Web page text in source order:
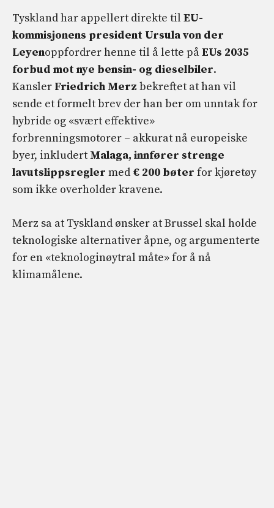
Tyskland har appellert direkte til EU-
kommisjonens president Ursula von der
Leyenoppfordrer henne til å lette påEUs 2035
forbud mot nye bensin- og dieselbiler.
Kansler Friedrich Merz bekreftet at han vil
sende et formelt brev der han ber om unntak for
hybride og «svært effektive»
forbrenningsmotorer – akkurat nå europeiske
byer, inkludert Malaga, innfører strenge
lavutslippsregler med € 200 bøter for kjøretøy
som ikke overholder kravene.
Merz sa at Tyskland ønsker at Brussel skal holde
teknologiske alternativer åpne, og argumenterte
for en «teknologinøytral måte» for å nå
klimamålene.